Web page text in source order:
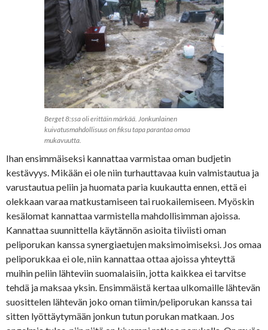
Berget 8:ssa oli erittäin märkää. Jonkunlainen
kuivatusmahdollisuus on fiksu tapa parantaa omaa
mukavuutta.
Ihan ensimmäiseksi kannattaa varmistaa oman budjetin
kestävyys. Mikään ei ole niin turhauttavaa kuin valmistautua ja
varustautua peliin ja huomata paria kuukautta ennen, että ei
olekkaan varaa matkustamiseen tai ruokailemiseen. Myöskin
kesälomat kannattaa varmistella mahdollisimman ajoissa.
Kannattaa suunnittella käytännön asioita tiiviisti oman
peliporukan kanssa synergiaetujen maksimoimiseksi. Jos omaa
peliporukkaa ei ole, niin kannattaa ottaa ajoissa yhteyttä
muihin peliin lähteviin suomalaisiin, jotta kaikkea ei tarvitse
tehdä ja maksaa yksin. Ensimmäistä kertaa ulkomaille lähtevän
suosittelen lähtevän joko oman tiimin/peliporukan kanssa tai
sitten lyöttäytymään jonkun tutun porukan matkaan. Jos